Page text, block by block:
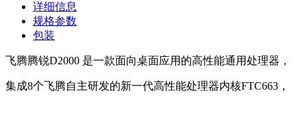
详细信息
规格参数
包装
飞腾腾锐D2000 是一款面向桌面应用的高性能通用处理器，
集成8个飞腾自主研发的新一代高性能处理器内核FTC663，